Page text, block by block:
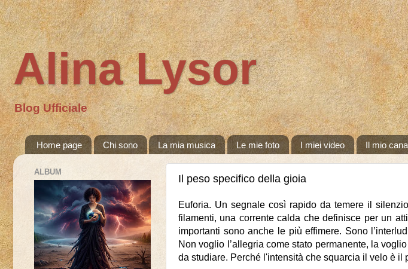
Alina Lysor
Blog Ufficiale
Home page Chi sono La mia musica Le mie foto I miei video Il mio
Il peso specifico della gioia
Euforia. Un segnale così rapido da temere il
filamenti, una corrente calda che definisce per un
importanti sono anche le più effimere. Sono
Non voglio l’allegria come stato permanente, la
da studiare. Perché l'intensità che squarcia il velo è il
ALBUM